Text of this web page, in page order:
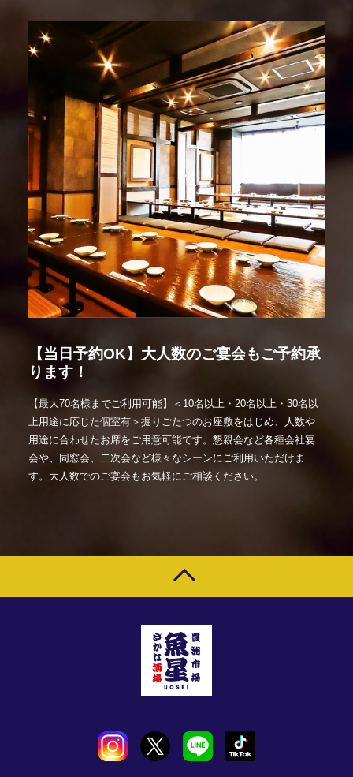
【当日予約OK】大人数のご宴会もご予約承
ります！
【最大70名様までご利用可能】＜10名以上・20名以上・30名以
上用途に応じた個室有＞掘りごたつのお座敷をはじめ、人数や
用途に合わせたお席をご用意可能です。懇親会など各種会社宴
会や、同窓会、二次会など様々なシーンにご利用いただけま
す。大人数でのご宴会もお気軽にご相談ください。